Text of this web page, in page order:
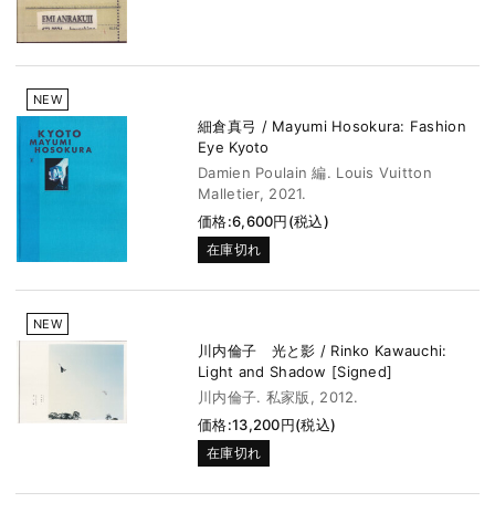
NEW
細倉真弓 / Mayumi Hosokura: Fashion
Eye Kyoto
Damien Poulain 編. Louis Vuitton
Malletier, 2021.
価格:6,600円(税込)
在庫切れ
NEW
川内倫子 光と影 / Rinko Kawauchi:
Light and Shadow [Signed]
川内倫子. 私家版, 2012.
価格:13,200円(税込)
在庫切れ